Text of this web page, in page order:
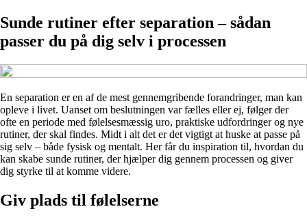
Sunde rutiner efter separation – sådan
passer du på dig selv i processen
En separation er en af de mest gennemgribende forandringer, man kan
opleve i livet. Uanset om beslutningen var fælles eller ej, følger der
ofte en periode med følelsesmæssig uro, praktiske udfordringer og nye
rutiner, der skal findes. Midt i alt det er det vigtigt at huske at passe på
sig selv – både fysisk og mentalt. Her får du inspiration til, hvordan du
kan skabe sunde rutiner, der hjælper dig gennem processen og giver
dig styrke til at komme videre.
Giv plads til følelserne